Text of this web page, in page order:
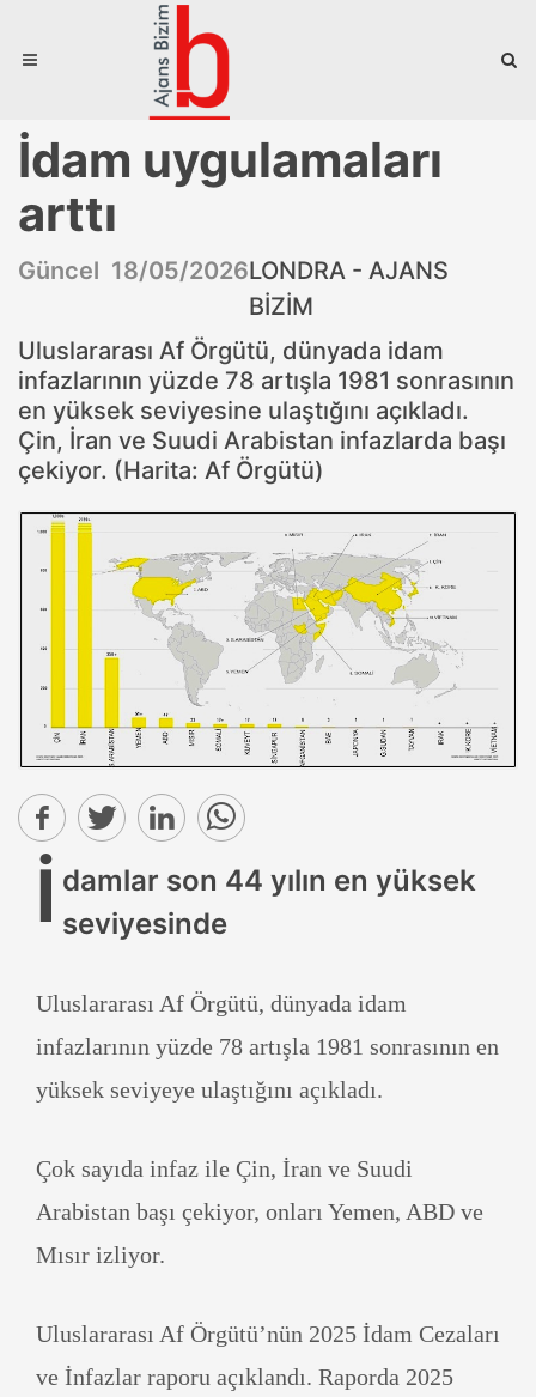
İdam uygulamaları
arttı
Güncel 18/05/2026LONDRA - AJANS
BİZİM
Uluslararası Af Örgütü, dünyada idam
infazlarının yüzde 78 artışla 1981 sonrasının
en yüksek seviyesine ulaştığını açıkladı.
Çin, İran ve Suudi Arabistan infazlarda başı
çekiyor. (Harita: Af Örgütü)
İ damlar son 44 yılın en yüksek
seviyesinde
Uluslararası Af Örgütü, dünyada idam
infazlarının yüzde 78 artışla 1981 sonrasının en
yüksek seviyeye ulaştığını açıkladı.
Çok sayıda infaz ile Çin, İran ve Suudi
Arabistan başı çekiyor, onları Yemen, ABD ve
Mısır izliyor.
Uluslararası Af Örgütü’nün 2025 İdam Cezaları
ve İnfazlar raporu açıklandı. Raporda 2025